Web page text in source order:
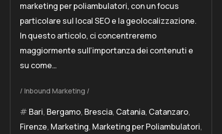
marketing per poliambulatori, con un focus
particolare sul local SEO e la geolocalizzazione.
In questo articolo, ci concentreremo
maggiormente sull’importanza dei contenuti e
su come…
Inbound Marketing
Bari, Bergamo, Brescia, Catania, Catanzaro,
Firenze, Marketing, Marketing per Poliambulatori,